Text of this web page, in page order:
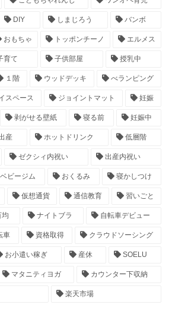
DIY しまじろう バンボ
おもちゃ トッポンチーノ エルメス
育て 子供部屋 授乳中
１階 ウッドデッキ べランピング
スペース ジョイントマット 妊娠
剥がせる壁紙 寝る前 妊娠中
産 ホットドリンク 低層階
ゼクシィ内祝い 出産内祝い
ベビージム おくるみ 寝かしつけ
仮想通貨 通信教育 習いごと
均 ナイトブラ 自転車デビュー
車 資格取得 クラウドソーシング
お小遣い稼ぎ 産休 SOELU
マタニティヨガ カウンター下収納
楽天市場